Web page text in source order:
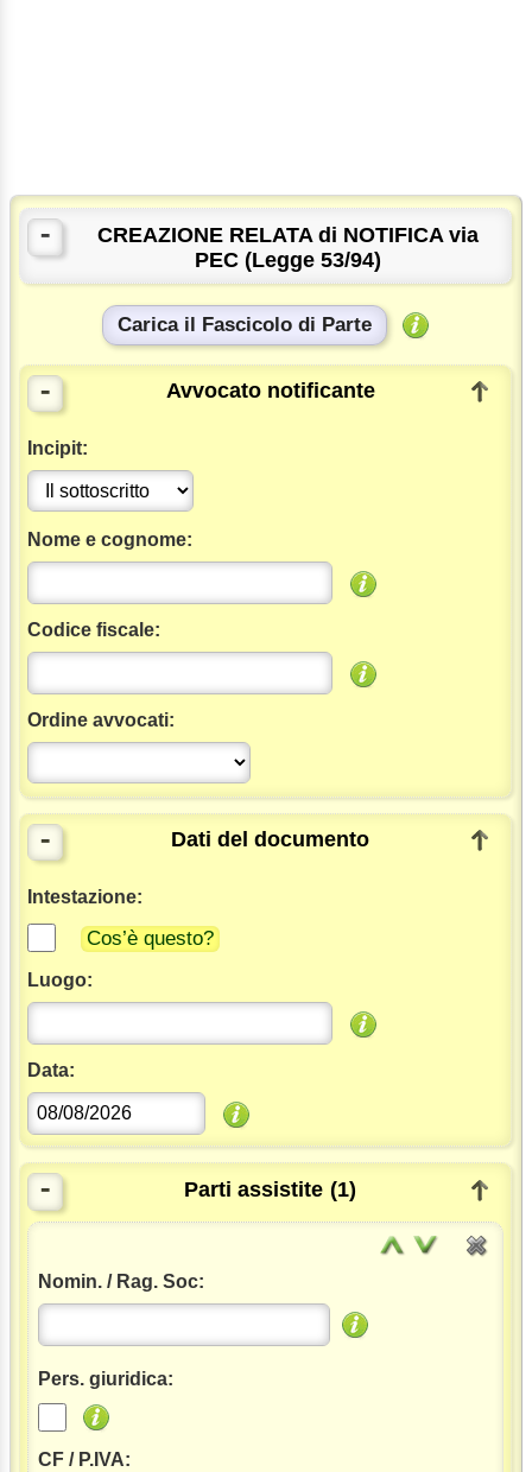
-
CREAZIONE RELATA di NOTIFICA via
PEC (Legge 53/94)
Carica il Fascicolo di Parte
- Avvocato notificante
Incipit:
Nome e cognome:
Codice fiscale:
Ordine avvocati:
- Dati del documento
Intestazione:
Cos’è questo?
Luogo:
Data:
- Parti assistite (1)
Nomin. / Rag. Soc:
Pers. giuridica:
CF / P.IVA: